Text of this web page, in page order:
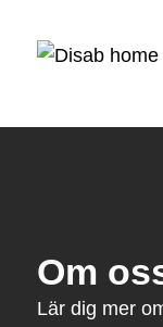
Om
Lär dig mer